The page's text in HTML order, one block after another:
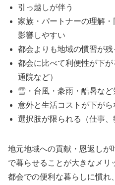
引っ越しが伴う
家族・パートナーの理解
影響しやすい
都会よりも地域の慣習が残
都会に比べて利便性が下が
通院など）
雪・台風・豪雨・酷暑など
意外と生活コストが下がら
選択肢が限られる（仕事、
地元地域への貢献・恩返しが
で暮らせることが大きなメリ
都会での便利な暮らしに慣れ